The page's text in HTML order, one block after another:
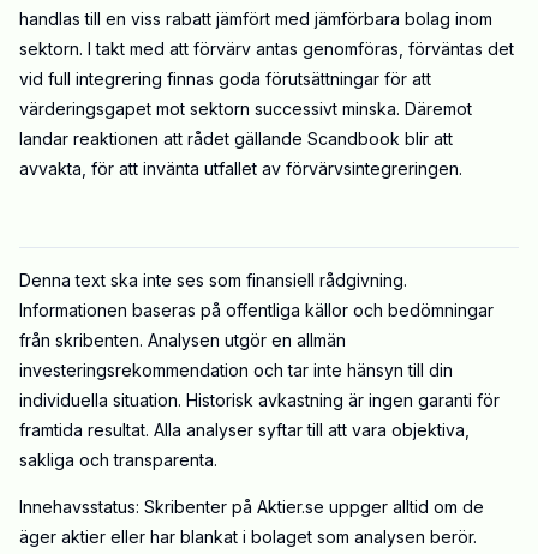
handlas till en viss rabatt jämfört med jämförbara bolag inom
sektorn. I takt med att förvärv antas genomföras, förväntas det
vid full integrering finnas goda förutsättningar för att
värderingsgapet mot sektorn successivt minska. Däremot
landar reaktionen att rådet gällande Scandbook blir att
avvakta, för att invänta utfallet av förvärvsintegreringen.
Denna text ska inte ses som finansiell rådgivning.
Informationen baseras på offentliga källor och bedömningar
från skribenten. Analysen utgör en allmän
investeringsrekommendation och tar inte hänsyn till din
individuella situation. Historisk avkastning är ingen garanti för
framtida resultat. Alla analyser syftar till att vara objektiva,
sakliga och transparenta.
Innehavsstatus: Skribenter på Aktier.se uppger alltid om de
äger aktier eller har blankat i bolaget som analysen berör.